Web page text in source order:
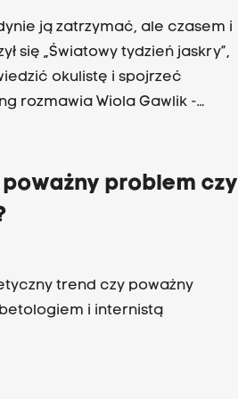
ją zatrzymać, ale czasem i
się „Światowy tydzień jaskry”,
okulistę i spojrzeć
rozmawia Wiola Gawlik -
problem czy
trend czy poważny
i internistą